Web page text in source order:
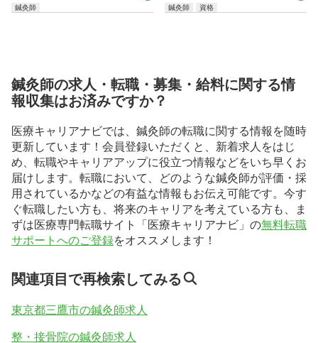
鍼灸師 鍼灸師 資格
鍼灸師の求人・転職・募集・給料に関する情
報収集はお済みですか？
医療キャリアナビでは、鍼灸師の転職に関する情報を随時
更新しています！会員登録いただくと、新着求人をはじ
め、転職やキャリアアップに役立つ情報などをいち早くお
届けします。転職において、どのような鍼灸師が評価・採
用されているかなどの有益な情報もお伝え可能です。今す
ぐ転職したい方も、将来のキャリアを考えている方も、ま
ずは医療専門転職サイト「医療キャリアナビ」の無料転職
サポートへのご登録をオススメします！
関連項目で再検索してみる
東京都三鷹市の鍼灸師求人
整・接骨院の鍼灸師求人